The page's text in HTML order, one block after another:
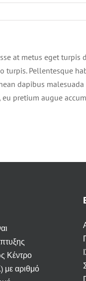
at metus eget
turpis. Pellentesque
dapibus
pretium augue
Κέντρο
με αριθμό